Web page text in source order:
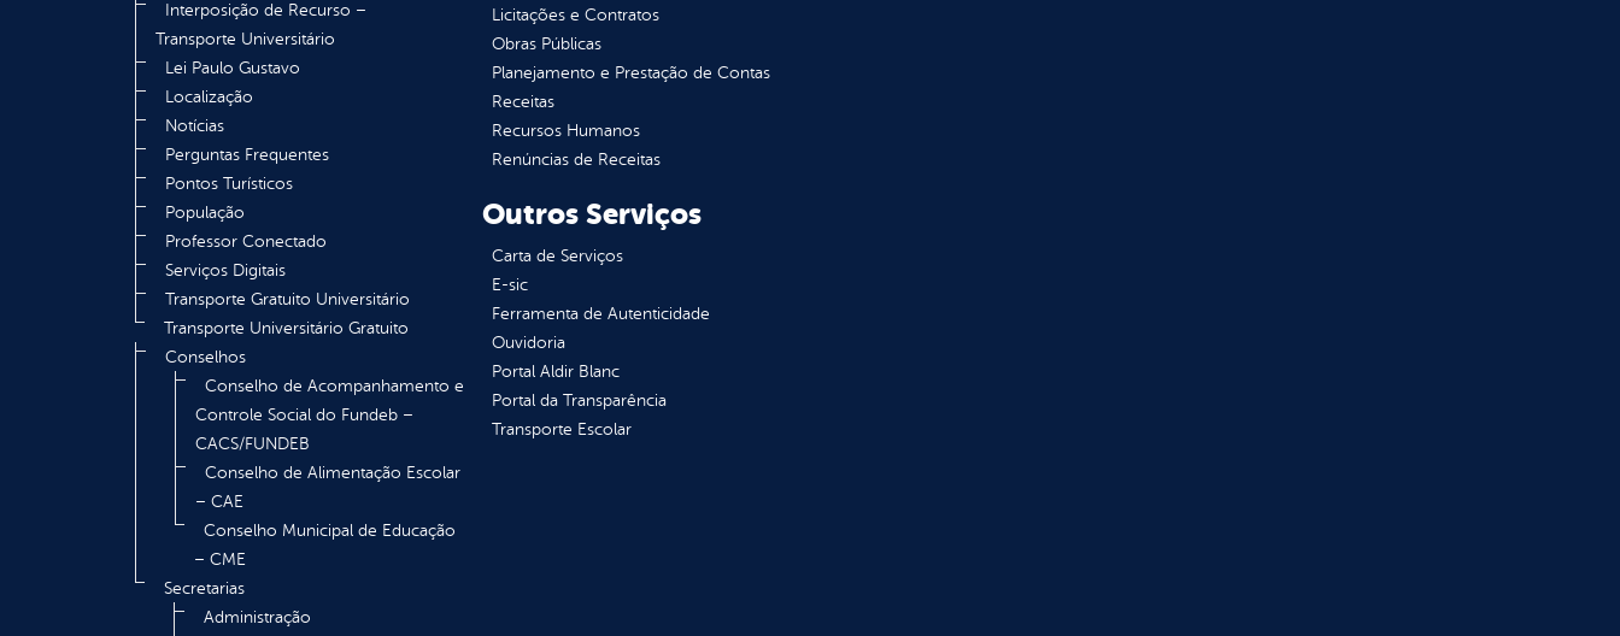
Interposição de Recurso –
Transporte Universitário
Lei Paulo Gustavo
Localização
Notícias
Perguntas Frequentes
Pontos Turísticos
População
Professor Conectado
Serviços Digitais
Transporte Gratuito Universitário
Transporte Universitário Gratuito
Conselhos
Conselho de Acompanhamento e
Controle Social do Fundeb –
CACS/FUNDEB
Conselho de Alimentação Escolar
– CAE
Conselho Municipal de Educação
– CME
Secretarias
Administração
Licitações e Contratos
Obras Públicas
Planejamento e Prestação de Contas
Receitas
Recursos Humanos
Renúncias de Receitas
Outros Serviços
Carta de Serviços
E-sic
Ferramenta de Autenticidade
Ouvidoria
Portal Aldir Blanc
Portal da Transparência
Transporte Escolar